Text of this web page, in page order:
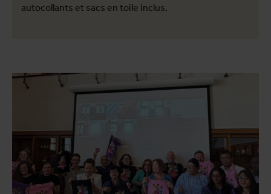
autocollants et sacs en toile inclus.